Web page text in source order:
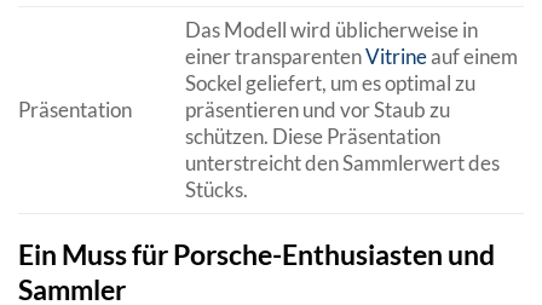
Präsentation
Das Modell wird üblicherweise in
einer transparentenVitrineauf einem
Sockel geliefert, um es optimal zu
präsentieren und vor Staub zu
schützen. Diese Präsentation
unterstreicht den Sammlerwert des
Stücks.
Ein Muss für Porsche-Enthusiasten und
Sammler